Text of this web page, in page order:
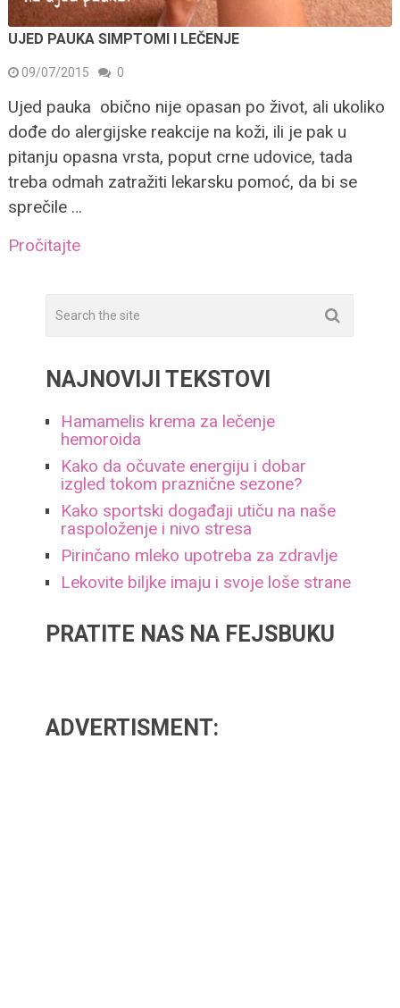
UJED PAUKA SIMPTOMI I LEČENJE
09/07/2015 0
Ujed pauka obično nije opasan po život, ali ukoliko
dođe do alergijske reakcije na koži, ili je pak u
pitanju opasna vrsta, poput crne udovice, tada
treba odmah zatražiti lekarsku pomoć, da bi se
sprečile …
Pročitajte
NAJNOVIJI TEKSTOVI
Hamamelis krema za lečenje
hemoroida
Kako da očuvate energiju i dobar
izgled tokom praznične sezone?
Kako sportski događaji utiču na naše
raspoloženje i nivo stresa
Pirinčano mleko upotreba za zdravlje
Lekovite biljke imaju i svoje loše strane
PRATITE NAS NA FEJSBUKU
ADVERTISMENT: